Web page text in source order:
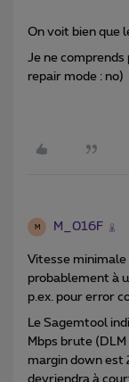
On voit bien que
Je ne
repair mode : no)
M M_016F
Vitesse minimale
probablement à
p.ex. pour error
Le Sagemtool
Mbps brute
margin down est